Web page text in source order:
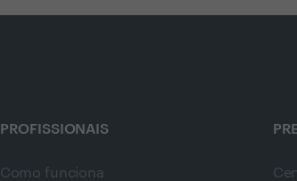
PROFISSIONAIS
Como funciona